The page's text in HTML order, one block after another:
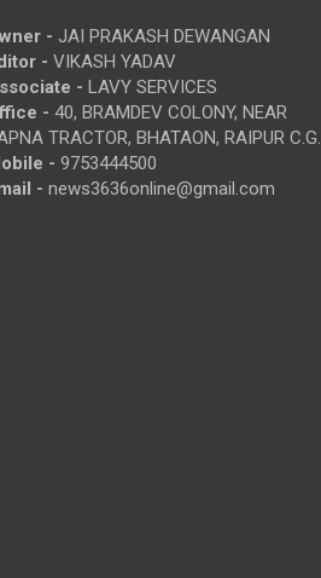
- JAI PRAKASH DEWANGAN
- VIKASH YADAV
- LAVY SERVICES
- 40, BRAMDEV COLONY, NEAR
TRACTOR, BHATAON, RAIPUR C.G.
- 9753444500
- news3636online@gmail.com